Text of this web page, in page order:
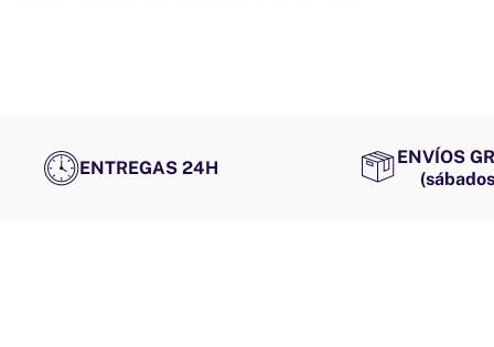
ENTREGAS 24H
ENVÍOS